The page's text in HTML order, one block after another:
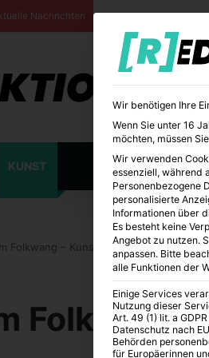
Nachrichten
KUNST
Folkwang – Kunst und Bildung
Folkwang
Wir benötigen Ihre
Wenn Sie unter 16
möchten, müssen
Wir verwenden
essenziell, während
Personenbezogene
personalisierte
Informationen über
Es besteht keine
Angebot zu nutzen.
anpassen. Bitte
alle Funktionen der
Einige Services
Nutzung dieser
Art. 49 (1) lit. a
Datenschutz nach
Behörden
für Europäerinnen